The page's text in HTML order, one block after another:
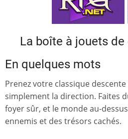
La boîte à jouets de
En quelques mots
Prenez votre classique
simplement la direction. Faites
foyer sûr, et le monde au-
ennemis et des trésors cachés.